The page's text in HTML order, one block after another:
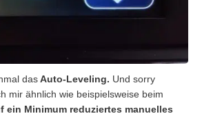
dasAuto-Leveling. Und sorry
mir ähnlich wie beispielsweise beim
ein Minimum reduziertes manuelles